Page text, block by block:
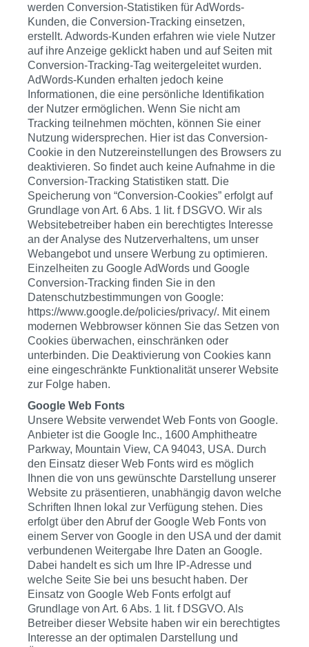
werden Conversion-Statistiken für AdWords-
Kunden, die Conversion-Tracking einsetzen,
erstellt. Adwords-Kunden erfahren wie viele Nutzer
auf ihre Anzeige geklickt haben und auf Seiten mit
Conversion-Tracking-Tag weitergeleitet wurden.
AdWords-Kunden erhalten jedoch keine
Informationen, die eine persönliche Identifikation
der Nutzer ermöglichen. Wenn Sie nicht am
Tracking teilnehmen möchten, können Sie einer
Nutzung widersprechen. Hier ist das Conversion-
Cookie in den Nutzereinstellungen des Browsers zu
deaktivieren. So findet auch keine Aufnahme in die
Conversion-Tracking Statistiken statt. Die
Speicherung von “Conversion-Cookies” erfolgt auf
Grundlage von Art. 6 Abs. 1 lit. f DSGVO. Wir als
Websitebetreiber haben ein berechtigtes Interesse
an der Analyse des Nutzerverhaltens, um unser
Webangebot und unsere Werbung zu optimieren.
Einzelheiten zu Google AdWords und Google
Conversion-Tracking finden Sie in den
Datenschutzbestimmungen von Google:
https://www.google.de/policies/privacy/. Mit einem
modernen Webbrowser können Sie das Setzen von
Cookies überwachen, einschränken oder
unterbinden. Die Deaktivierung von Cookies kann
eine eingeschränkte Funktionalität unserer Website
zur Folge haben.
Google Web Fonts
Unsere Website verwendet Web Fonts von Google.
Anbieter ist die Google Inc., 1600 Amphitheatre
Parkway, Mountain View, CA 94043, USA. Durch
den Einsatz dieser Web Fonts wird es möglich
Ihnen die von uns gewünschte Darstellung unserer
Website zu präsentieren, unabhängig davon welche
Schriften Ihnen lokal zur Verfügung stehen. Dies
erfolgt über den Abruf der Google Web Fonts von
einem Server von Google in den USA und der damit
verbundenen Weitergabe Ihre Daten an Google.
Dabei handelt es sich um Ihre IP-Adresse und
welche Seite Sie bei uns besucht haben. Der
Einsatz von Google Web Fonts erfolgt auf
Grundlage von Art. 6 Abs. 1 lit. f DSGVO. Als
Betreiber dieser Website haben wir ein berechtigtes
Interesse an der optimalen Darstellung und